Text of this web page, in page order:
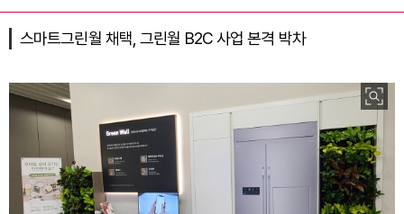
스마트그린월 채택, 그린월 B2C 사업 본격 박차